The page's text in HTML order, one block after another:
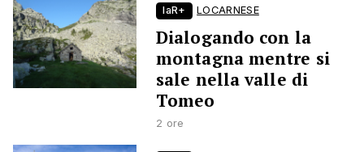
laR+ LOCARNESE
Dialogando con la
montagna mentre si
sale nella valle di
Tomeo
2 ore